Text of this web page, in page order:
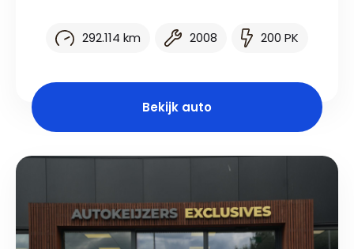
292.114 km 2008 200 PK
Bekijk auto